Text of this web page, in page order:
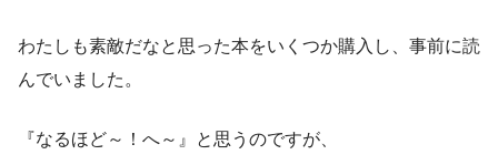
わたしも素敵だなと思った本をいくつか購入し、事前に読
んでいました。
『なるほど～！へ～』と思うのですが、